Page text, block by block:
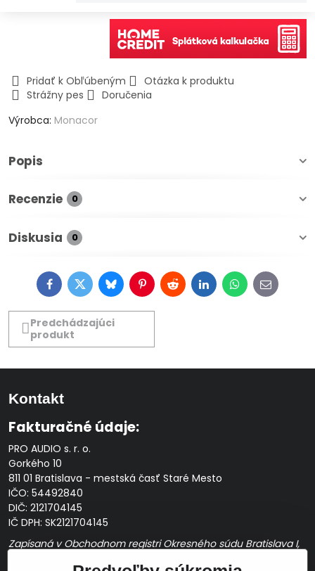
Pridať k Obľúbeným
Otázka k produktu
Strážny pes
Doručenia
Výrobca: Monacor
Popis
Recenzie 0
Diskusia 0
FacebookTwitterBlueskyPinterestRedditLinkedInWhatsApp
E-
mail
Predchádzajúci
produkt
Kontakt
Fakturačné údaje:
PRO AUDIO s. r. o.
Gorkého 10
811 01 Bratislava - mestská časť Staré Mesto
IČO: 54492840
DIČ: 2121704145
IČ DPH: SK2121704145
Zapísaná v Obchodnom registri Okresného súdu Bratislava I,